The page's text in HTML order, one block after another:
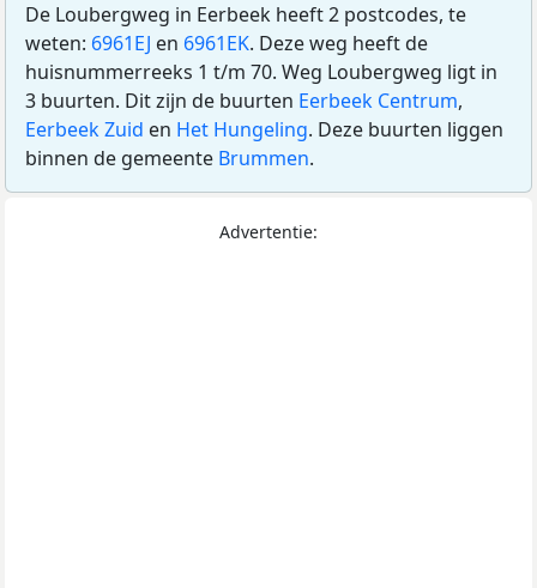
De Loubergweg in Eerbeek heeft 2 postcodes, te
weten: 6961EJ en 6961EK. Deze weg heeft de
huisnummerreeks 1 t/m 70. Weg Loubergweg ligt in
3 buurten. Dit zijn de buurten Eerbeek Centrum,
Eerbeek Zuid en Het Hungeling. Deze buurten liggen
binnen de gemeente Brummen.
Advertentie: